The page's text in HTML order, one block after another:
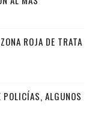
ROJA DE TRATA
ALGUNOS